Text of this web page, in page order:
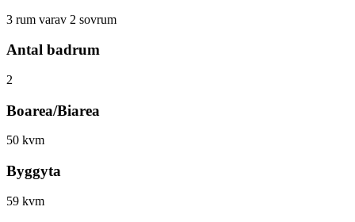
3 rum varav 2 sovrum
Antal badrum
2
Boarea/Biarea
50 kvm
Byggyta
59 kvm